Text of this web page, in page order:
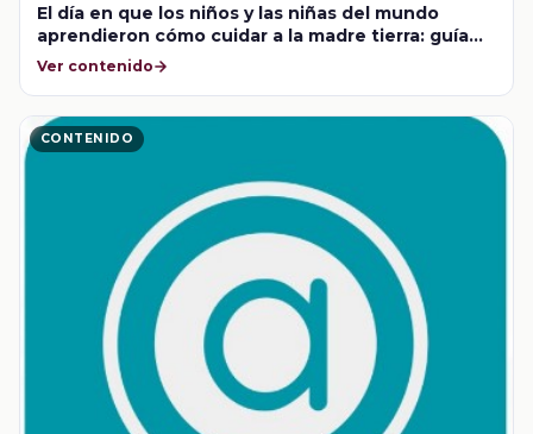
El día en que los niños y las niñas del mundo
aprendieron cómo cuidar a la madre tierra: guía
docente
Ver contenido
CONTENIDO